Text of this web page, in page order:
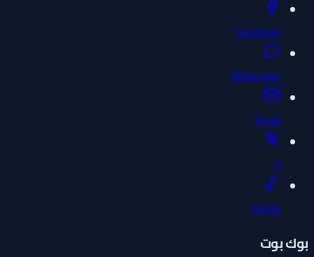
Facebook
WhatsApp
Email
X
TikTok
بوك بوت